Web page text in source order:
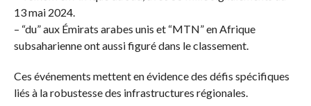
13 mai 2024.
– “du” aux Émirats arabes unis et “MTN” en Afrique
subsaharienne ont aussi figuré dans le classement.
Ces événements mettent en évidence des défis spécifiques
liés à la robustesse des infrastructures régionales.